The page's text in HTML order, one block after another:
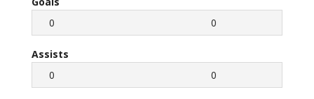
0
0
Assists
0
0